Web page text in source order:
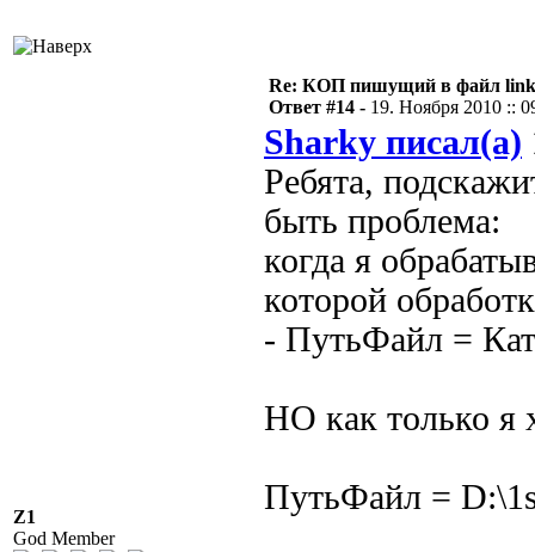
Z1
God Member
Re: КОП пишущий в файл
Ответ #14 - 19. Ноября 2010 ::
Sharky писал(а)
Ребята,
быть проблема:
когда я
которой
- ПутьФайл =
НО как только я
ПутьФайл =